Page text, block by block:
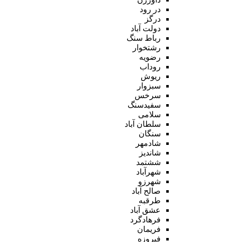
در رود
درگز
دولت آباد
رباط سنگ
رشتخوار
رضویه
روداب
ریوش
سبزوار
سرخس
سفیدسنگ
سلامی
سلطان آباد
سنگان
شادمهر
شاندیز
ششتمد
شهرآباد
شهرزو
صالح آباد
طرقبه
عشق آباد
فرهادگرد
فریمان
فیروزه